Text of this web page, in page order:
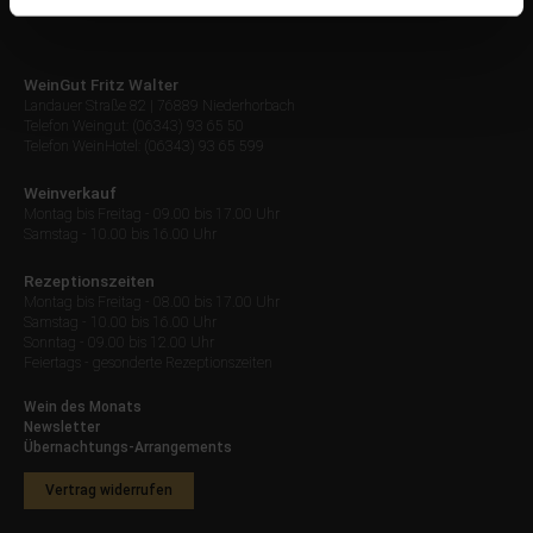
WeinGut Fritz Walter
Landauer Straße 82 | 76889 Niederhorbach
Telefon Weingut: (06343) 93 65 50
Telefon WeinHotel: (06343) 93 65 599
Weinverkauf
Montag bis Freitag - 09.00 bis 17.00 Uhr
Samstag - 10.00 bis 16.00 Uhr
Rezeptionszeiten
Montag bis Freitag - 08.00 bis 17.00 Uhr
Samstag - 10.00 bis 16.00 Uhr
Sonntag - 09.00 bis 12.00 Uhr
Feiertags - gesonderte Rezeptionszeiten
Wein des Monats
Newsletter
Übernachtungs-Arrangements
Vertrag widerrufen